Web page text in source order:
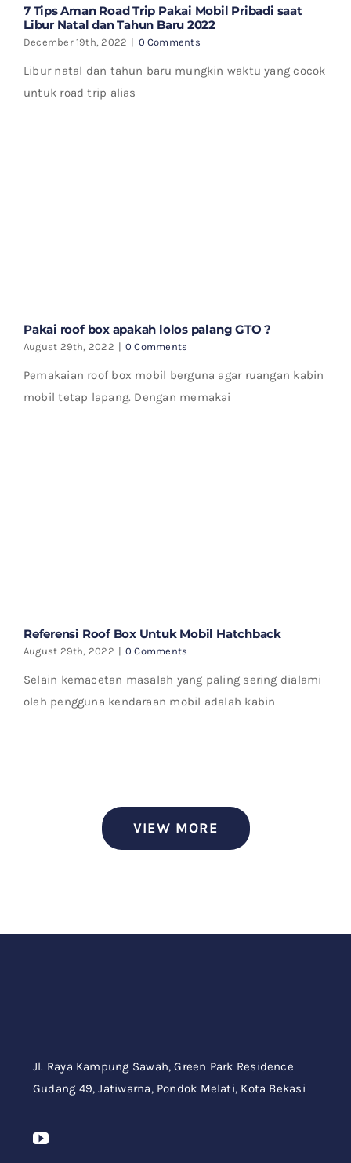
7 Tips Aman Road Trip Pakai Mobil Pribadi saat
Libur Natal dan Tahun Baru 2022
December 19th, 2022 | 0 Comments
Libur natal dan tahun baru mungkin waktu yang cocok
untuk road trip alias
Pakai roof box apakah lolos palang GTO ?
August 29th, 2022 | 0 Comments
Pemakaian roof box mobil berguna agar ruangan kabin
mobil tetap lapang. Dengan memakai
Referensi Roof Box Untuk Mobil Hatchback
August 29th, 2022 | 0 Comments
Selain kemacetan masalah yang paling sering dialami
oleh pengguna kendaraan mobil adalah kabin
VIEW MORE
Jl. Raya Kampung Sawah,Green Park Residence
Gudang 49,Jatiwarna, Pondok Melati, Kota Bekasi